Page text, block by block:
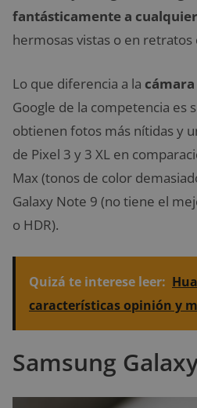
fantásticamente a
hermosas vistas o en retratos
Lo que diferencia a la
Google de la competencia es
obtienen fotos más nítidas y
de Pixel 3 y 3 XL en
Max (tonos de color
Galaxy Note 9 (no tiene el
o HDR).
Quizá te interese leer:
características opinión y
Samsung